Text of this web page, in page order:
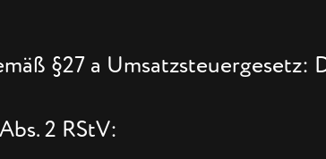
§27 a Umsatzsteuergesetz:
2 RStV: